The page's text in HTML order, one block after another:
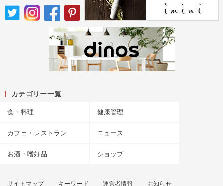
カテゴリー一覧
食・料理 健康管理
カフェ・レストラン ニュース
お酒・嗜好品 ショップ
サイトマップ キーワード 運営者情報 お知らせ